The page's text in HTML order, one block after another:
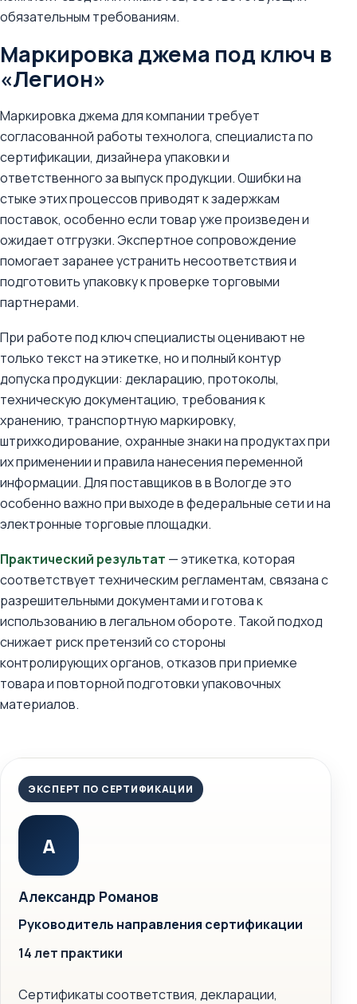
обязательным требованиям.
Маркировка джема под ключ в
«Легион»
Маркировка джема для компании требует
согласованной работы технолога, специалиста по
сертификации, дизайнера упаковки и
ответственного за выпуск продукции. Ошибки на
стыке этих процессов приводят к задержкам
поставок, особенно если товар уже произведен и
ожидает отгрузки. Экспертное сопровождение
помогает заранее устранить несоответствия и
подготовить упаковку к проверке торговыми
партнерами.
При работе под ключ специалисты оценивают не
только текст на этикетке, но и полный контур
допуска продукции: декларацию, протоколы,
техническую документацию, требования к
хранению, транспортную маркировку,
штрихкодирование, охранные знаки на продуктах при
их применении и правила нанесения переменной
информации. Для поставщиков в в Вологде это
особенно важно при выходе в федеральные сети и на
электронные торговые площадки.
Практический результат — этикетка, которая
соответствует техническим регламентам, связана с
разрешительными документами и готова к
использованию в легальном обороте. Такой подход
снижает риск претензий со стороны
контролирующих органов, отказов при приемке
товара и повторной подготовки упаковочных
материалов.
ЭКСПЕРТ ПО СЕРТИФИКАЦИИ
А
Александр Романов
Руководитель направления сертификации
14 лет практики
Сертификаты соответствия, декларации,